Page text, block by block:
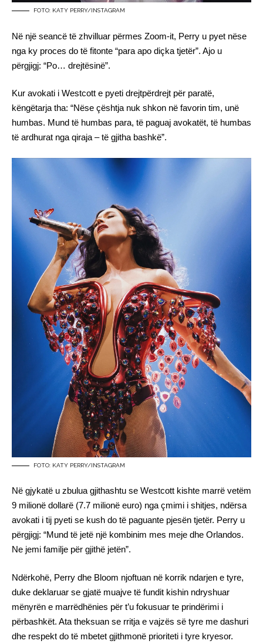
FOTO: KATY PERRY/INSTAGRAM
Në një seancë të zhvilluar përmes Zoom-it, Perry u pyet nëse
nga ky proces do të fitonte “para apo diçka tjetër”. Ajo u
përgjigj: “Po… drejtësinë”.
Kur avokati i Westcott e pyeti drejtpërdrejt për paratë,
këngëtarja tha: “Nëse çështja nuk shkon në favorin tim, unë
humbas. Mund të humbas para, të paguaj avokatët, të humbas
të ardhurat nga qiraja – të gjitha bashkë”.
FOTO: KATY PERRY/INSTAGRAM
Në gjykatë u zbulua gjithashtu se Westcott kishte marrë vetëm
9 milionë dollarë (7.7 milionë euro) nga çmimi i shitjes, ndërsa
avokati i tij pyeti se kush do të paguante pjesën tjetër. Perry u
përgjigj: “Mund të jetë një kombinim mes meje dhe Orlandos.
Ne jemi familje për gjithë jetën”.
Ndërkohë, Perry dhe Bloom njoftuan në korrik ndarjen e tyre,
duke deklaruar se gjatë muajve të fundit kishin ndryshuar
mënyrën e marrëdhënies për t’u fokusuar te prindërimi i
përbashkët. Ata theksuan se rritja e vajzës së tyre me dashuri
dhe respekt do të mbetet gjithmonë prioriteti i tyre kryesor.